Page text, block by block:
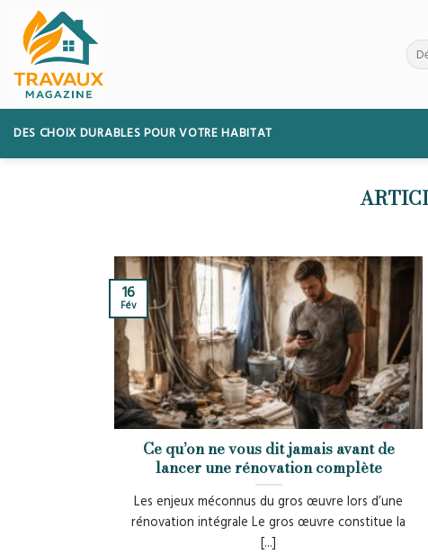
content
DES CHOIX DURABLES POUR VOTRE HABITAT
Ce qu’on ne vous dit jamais avant de
lancer une rénovation complète
Les enjeux méconnus du gros œuvre lors d’une
rénovation intégrale Le gros œuvre constitue la
[...]
16
Fév